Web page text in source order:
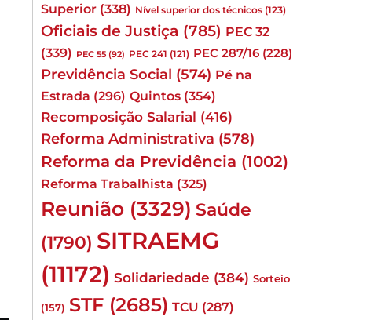
Superior (338) Nível superior dos técnicos (123)
Oficiais de Justiça (785) PEC 32
(339) PEC 55 (92) PEC 241 (121) PEC 287/16 (228)
Previdência Social (574) Pé na
Estrada (296) Quintos (354)
Recomposição Salarial (416)
Reforma Administrativa (578)
Reforma da Previdência (1002)
Reforma Trabalhista (325)
Reunião (3329) Saúde
(1790) SITRAEMG
(11172) Solidariedade (384) Sorteio
(157) STF (2685) TCU (287)